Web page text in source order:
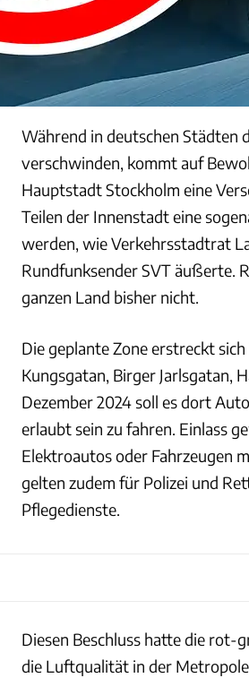
Während in deutschen Städten
verschwinden, kommt auf
Hauptstadt Stockholm eine
Teilen der Innenstadt eine
werden, wie Verkehrsstadtrat
Rundfunksender SVT äußerte.
ganzen Land bisher nicht.
Die geplante Zone erstreckt
Kungsgatan, Birger Jarlsgatan,
Dezember 2024 soll es dort
erlaubt sein zu fahren. Einlass
Elektroautos oder Fahrzeugen
gelten zudem für Polizei und
Pflegedienste.
Diesen Beschluss hatte die
die Luftqualität in der